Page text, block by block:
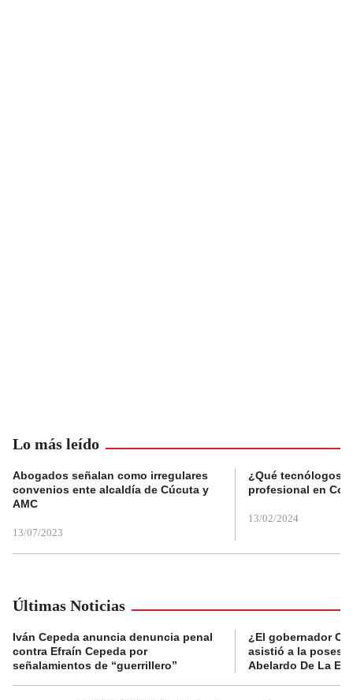
Lo más leído
Abogados señalan como irregulares
convenios ente alcaldía de Cúcuta y
AMC
13/07/2023
¿Qué tecnólogos
profesional en
13/02/2024
Últimas Noticias
Iván Cepeda anuncia denuncia penal
contra Efraín Cepeda por
señalamientos de “guerrillero”
¿El gobernador
asistió a la
Abelardo De La